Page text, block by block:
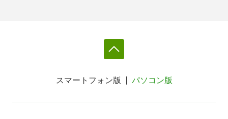
スマートフォン版 パソコン版